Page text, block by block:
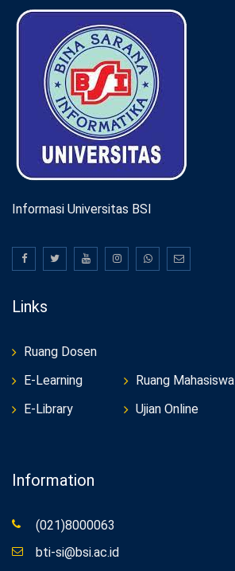
Informasi Universitas BSI
Links
Ruang Dosen
E-Learning
E-Library
Ruang Mahasiswa
Ujian Online
Information
(021)8000063
bti-si@bsi.ac.id